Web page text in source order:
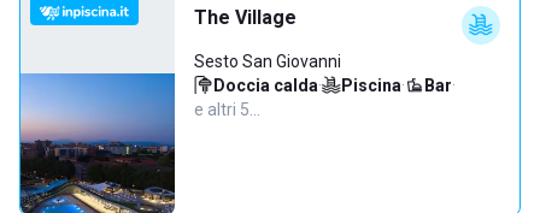
The Village
Sesto San Giovanni
Doccia calda· Piscina· Bar·
e altri 5…